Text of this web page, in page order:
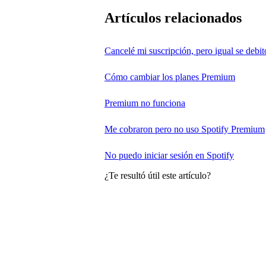
Artículos relacionados
Cancelé mi suscripción, pero igual se
Cómo cambiar los planes Premium
Premium no funciona
Me cobraron pero no uso Spotify Premium
No puedo iniciar sesión en Spotify
¿Te resultó útil este artículo?